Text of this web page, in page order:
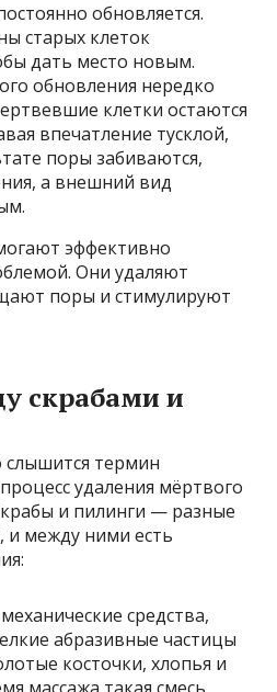
обновляется.
старых клеток
дать место новым.
обновления нередко
клетки остаются
впечатление тусклой,
поры забиваются,
а внешний вид
эффективно
Они удаляют
поры и стимулируют
скрабами и
слышится термин
удаления мёртвого
и пилинги — разные
и между ними есть
средства,
абразивные частицы
косточки, хлопья и